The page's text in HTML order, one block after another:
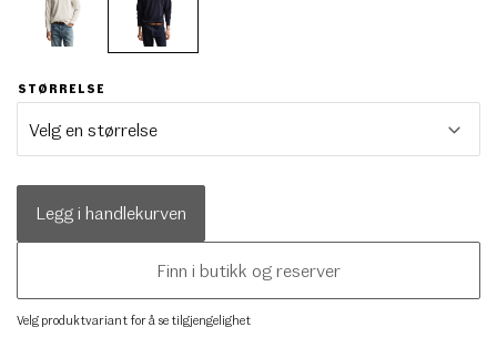
STØRRELSE
Legg i handlekurven
Finn i butikk og reserver
Velg produktvariant for å se tilgjengelighet